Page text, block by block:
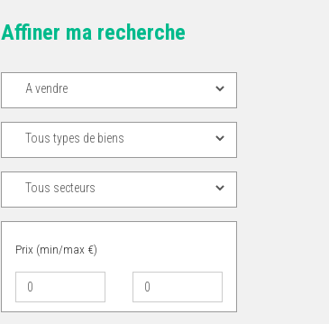
Affiner ma recherche
Prix (min/max €)